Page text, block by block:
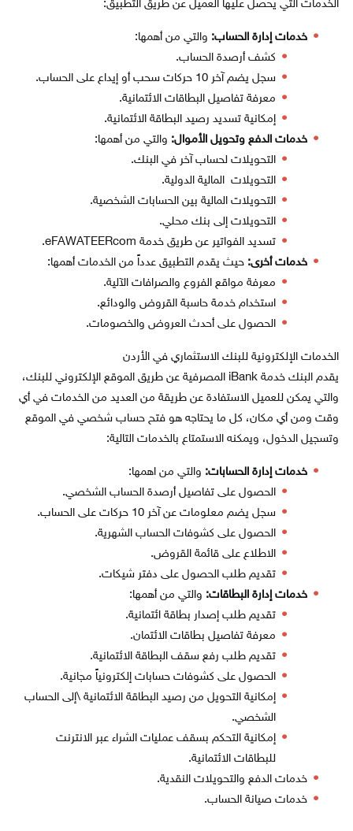
الخدمات التي يحصل عليها العميل عن طريق التطبيق:
خدمات إدارة الحساب: والتي من أهمها:
كشف أرصدة الحساب.
سجل يضم آخر 10 حركات سحب أو إيداع على الحساب.
معرفة تفاصيل البطاقات الائتمانية.
إمكانية تسديد رصيد البطاقة الائتمانية.
خدمات الدفع وتحويل الأموال: والتي من أهمها:
التحويلات لحساب آخر في البنك.
التحويلات المالية الدولية.
التحويلات المالية بين الحسابات الشخصية.
التحويلات إلى بنك محلي.
تسديد الفواتير عن طريق خدمة eFAWATEERcom.
خدمات أخرى: حيث يقدم التطبيق عدداً من الخدمات أهمها:
معرفة مواقع الفروع والصرافات الآلية.
استخدام خدمة حاسبة القروض والودائع.
الحصول على أحدث العروض والخصومات.
الخدمات الإلكترونية للبنك الاستثماري في الأردن
يقدم البنك خدمة iBank المصرفية عن طريق الموقع الإلكتروني للبنك،
والتي يمكن للعميل الاستفادة عن طريقة من العديد من الخدمات في أي
وقت ومن أي مكان، كل ما يحتاجه هو فتح حساب شخصي في الموقع
وتسجيل الدخول، ويمكنه الاستمتاع بالخدمات التالية:
خدمات إدارة الحسابات: والتي من اهمها:
الحصول على تفاصيل أرصدة الحساب الشخصي.
سجل يضم معلومات عن آخر 10 حركات على الحساب.
الحصول على كشوفات الحساب الشهرية.
الاطلاع على قائمة القروض.
تقديم طلب الحصول على دفتر شيكات.
خدمات إدارة البطاقات: والتي من أهمها:
تقديم طلب إصدار بطاقة ائتمانية.
معرفة تفاصيل بطاقات الائتمان.
تقديم طلب رفع سقف البطاقة الائتمانية.
الحصول على كشوفات حسابات إلكترونياً مجانية.
إمكانية التحويل من رصيد البطاقة الائتمانية \إلى الحساب
الشخصي.
إمكانية التحكم بسقف عمليات الشراء عبر الانترنت
للبطاقات الائتمانية.
خدمات الدفع والتحويلات النقدية.
خدمات صيانة الحساب.